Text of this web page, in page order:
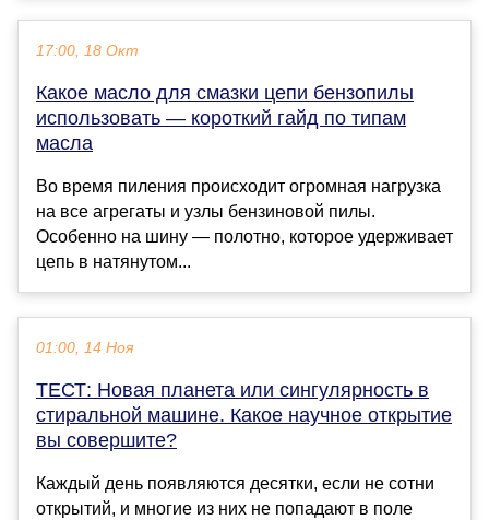
17:00, 18 Окт
Какое масло для смазки цепи бензопилы
использовать — короткий гайд по типам
масла
Во время пиления происходит огромная нагрузка
на все агрегаты и узлы бензиновой пилы.
Особенно на шину — полотно, которое удерживает
цепь в натянутом...
01:00, 14 Ноя
ТЕСТ: Новая планета или сингулярность в
стиральной машине. Какое научное открытие
вы совершите?
Каждый день появляются десятки, если не сотни
открытий, и многие из них не попадают в поле